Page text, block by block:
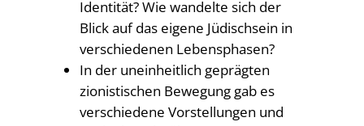
Identität? Wie wandelte sich der
Blick auf das eigene Jüdischsein in
verschiedenen Lebensphasen?
In der uneinheitlich geprägten
zionistischen Bewegung gab es
verschiedene Vorstellungen und